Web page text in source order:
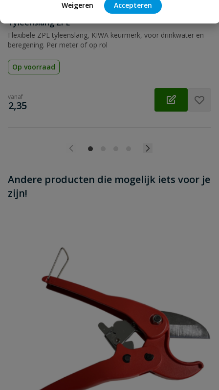
Weigeren Accepteren
Tyleenslang ZPE
Flexibele ZPE tyleenslang, KIWA keurmerk, voor drinkwater en
beregening. Per meter of op rol
Op voorraad
vanaf
€
2,35
Andere producten die mogelijk iets voor je
zijn!